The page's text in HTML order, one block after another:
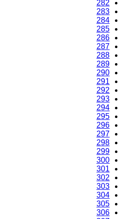
282
283
284
285
286
287
288
289
290
291
292
293
294
295
296
297
298
299
300
301
302
303
304
305
306